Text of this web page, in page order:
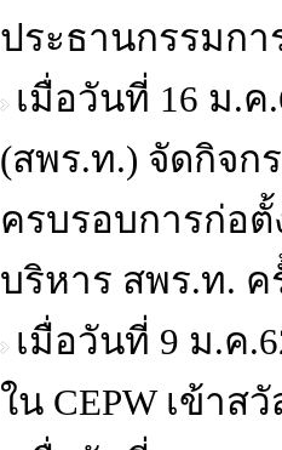
ประธานกรรมก
เมื่อวันที่ 16 ม.
(สพร.ท.) จัดกิจก
ครบรอบการก่อ
บริหาร สพร.ท. ค
เมื่อวันที่ 9 ม.ค
ใน CEPW เข้า